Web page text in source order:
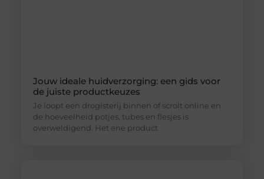
Jouw ideale huidverzorging: een gids voor
de juiste productkeuzes
Je loopt een drogisterij binnen of scrolt online en
de hoeveelheid potjes, tubes en flesjes is
overweldigend. Het ene product